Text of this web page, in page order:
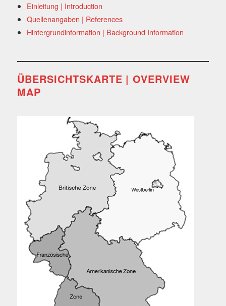
Einleitung | Introduction
Quellenangaben | References
Hintergrundinformation | Background Information
ÜBERSICHTSKARTE | OVERVIEW
MAP